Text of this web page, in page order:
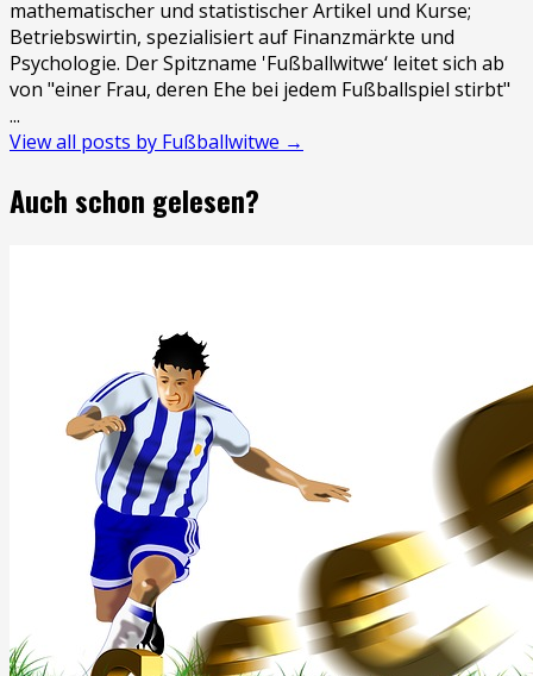
mathematischer und statistischer Artikel und Kurse;
Betriebswirtin, spezialisiert auf Finanzmärkte und
Psychologie. Der Spitzname 'Fußballwitwe‘ leitet sich ab
von "einer Frau, deren Ehe bei jedem Fußballspiel stirbt"
...
View all posts by Fußballwitwe →
Auch schon gelesen?